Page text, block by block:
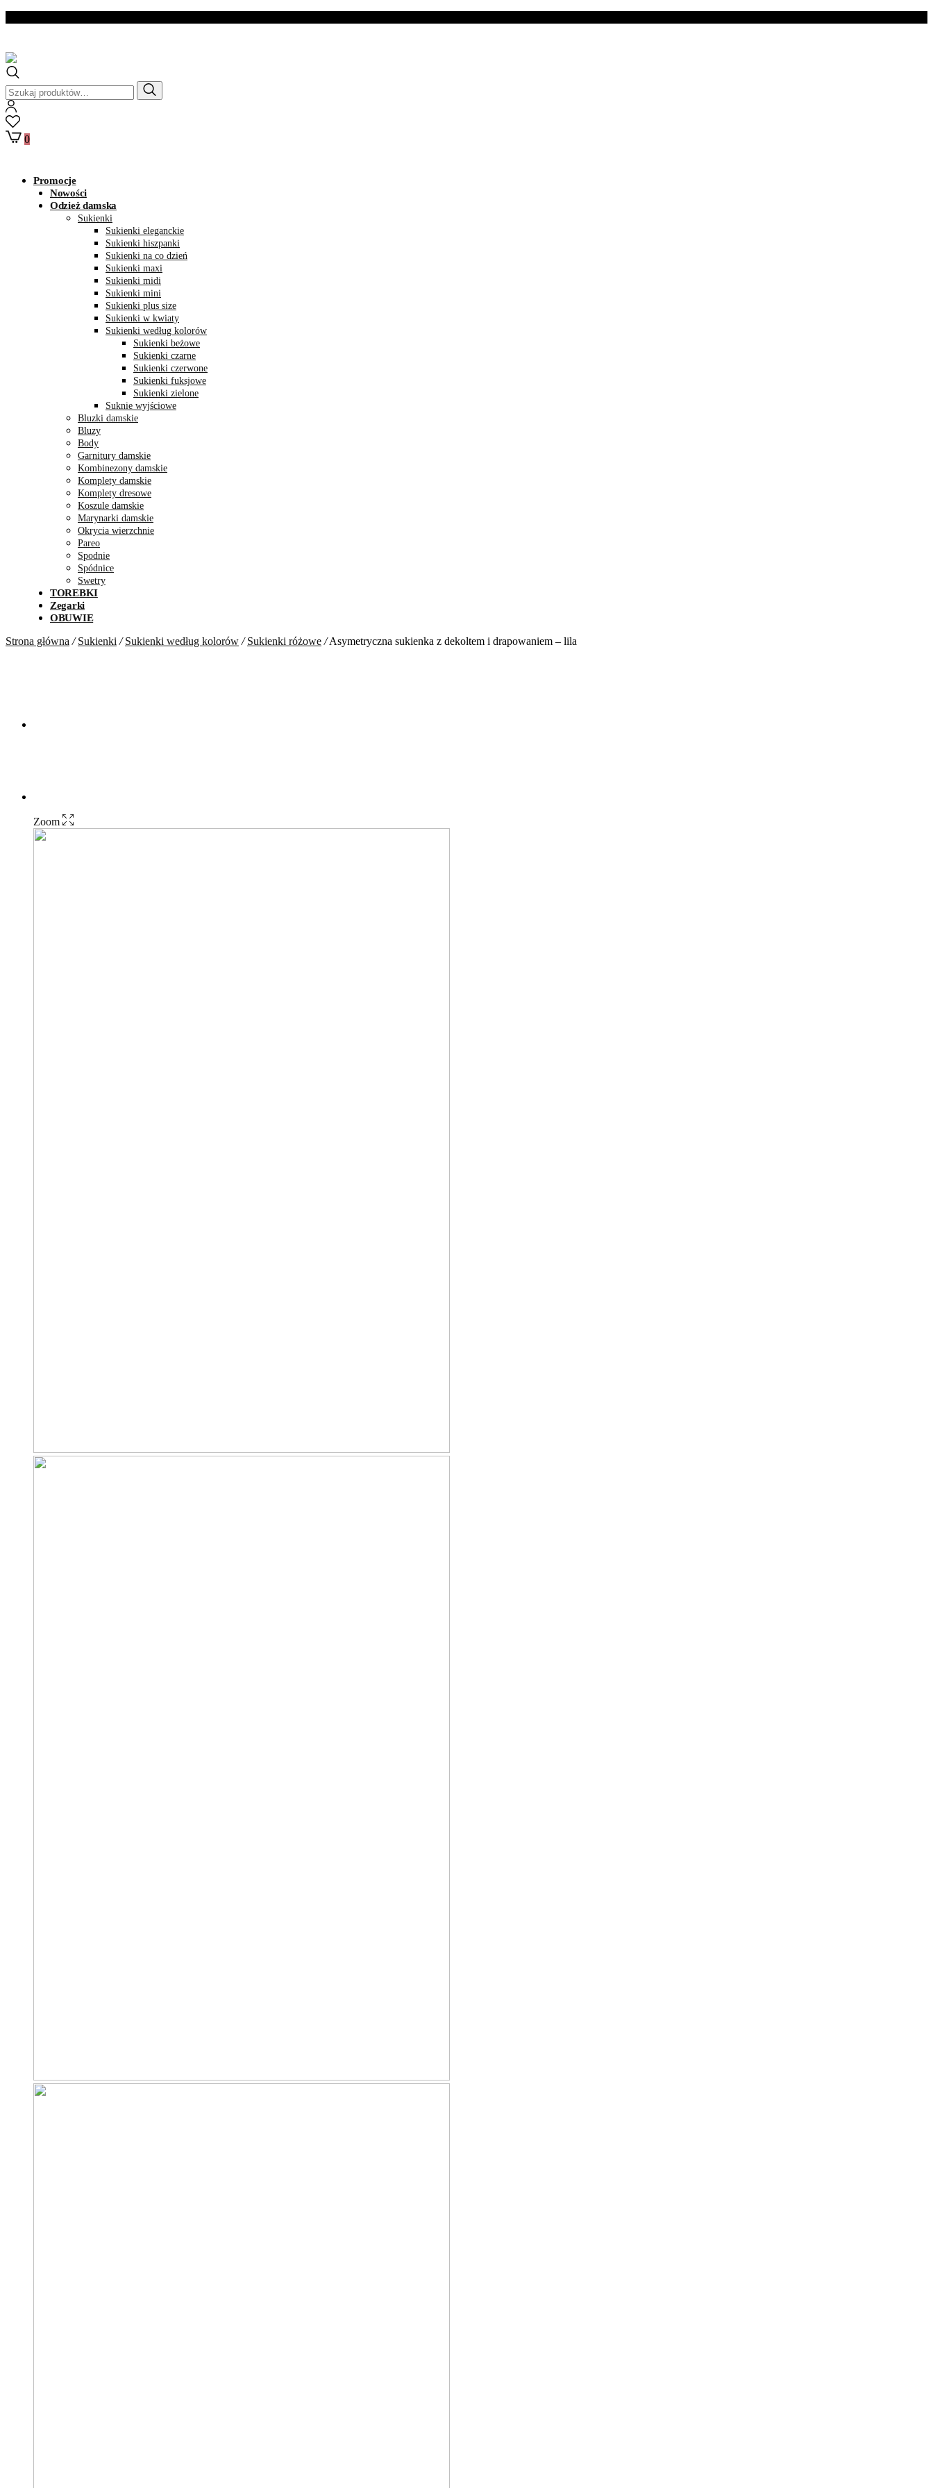
Szukaj:
0
Promocje
Nowości
Odzież damska
Sukienki
Sukienki eleganckie
Sukienki hiszpanki
Sukienki na co dzień
Sukienki maxi
Sukienki midi
Sukienki mini
Sukienki plus size
Sukienki w kwiaty
Sukienki według kolorów
Sukienki beżowe
Sukienki czarne
Sukienki czerwone
Sukienki fuksjowe
Sukienki zielone
Suknie wyjściowe
Bluzki damskie
Bluzy
Body
Garnitury damskie
Kombinezony damskie
Komplety damskie
Komplety dresowe
Koszule damskie
Marynarki damskie
Okrycia wierzchnie
Pareo
Spodnie
Spódnice
Swetry
TOREBKI
Zegarki
OBUWIE
Strona główna / Sukienki / Sukienki według kolorów / Sukienki różowe /Asymetryczna sukienka z dekoltem i drapowaniem – lila
Zoom